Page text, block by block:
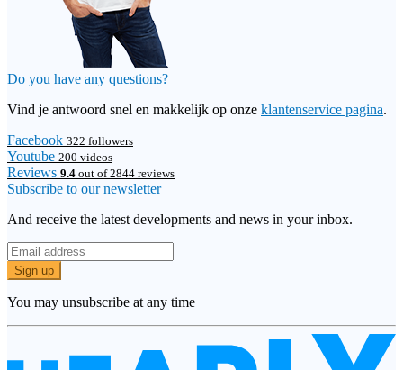
Do you have any questions?
Vind je antwoord snel en makkelijk op onze klantenservice pagina.
Facebook 322 followers
Youtube 200 videos
Reviews 9.4 out of 2844 reviews
Subscribe to our newsletter
And receive the latest developments and news in your inbox.
Sign up
You may unsubscribe at any time